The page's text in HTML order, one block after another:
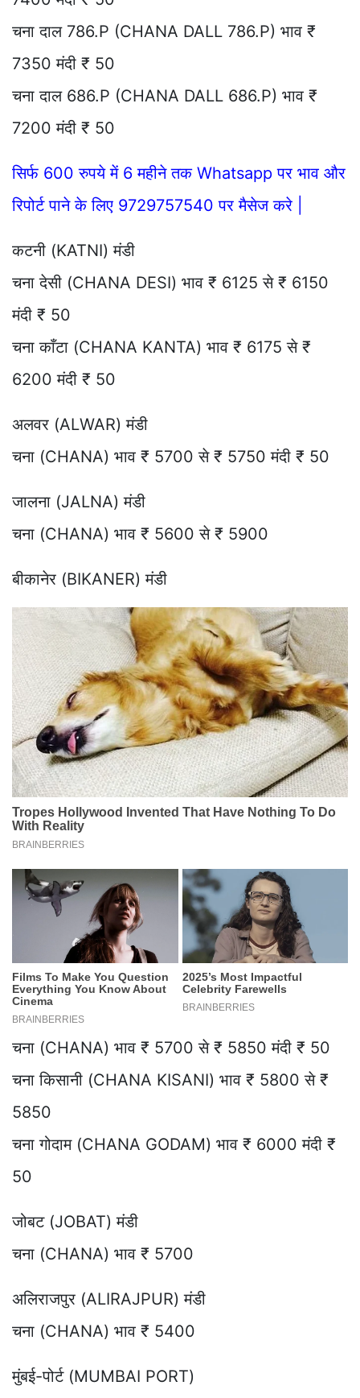
चना दाल 786.P (CHANA DALL 786.P) भाव ₹
7350 मंदी ₹ 50
चना दाल 686.P (CHANA DALL 686.P) भाव ₹
7200 मंदी ₹ 50
सिर्फ 600 रुपये में 6 महीने तक Whatsapp पर भाव और
रिपोर्ट पाने के लिए 9729757540 पर मैसेज करे |
कटनी (KATNI) मंडी
चना देसी (CHANA DESI) भाव ₹ 6125 से ₹ 6150
मंदी ₹ 50
चना काँटा (CHANA KANTA) भाव ₹ 6175 से ₹
6200 मंदी ₹ 50
अलवर (ALWAR) मंडी
चना (CHANA) भाव ₹ 5700 से ₹ 5750 मंदी ₹ 50
जालना (JALNA) मंडी
चना (CHANA) भाव ₹ 5600 से ₹ 5900
बीकानेर (BIKANER) मंडी
चना (CHANA) भाव ₹ 5700 से ₹ 5850 मंदी ₹ 50
चना किसानी (CHANA KISANI) भाव ₹ 5800 से ₹
5850
चना गोदाम (CHANA GODAM) भाव ₹ 6000 मंदी ₹
50
जोबट (JOBAT) मंडी
चना (CHANA) भाव ₹ 5700
अलिराजपुर (ALIRAJPUR) मंडी
चना (CHANA) भाव ₹ 5400
मुंबई-पोर्ट (MUMBAI PORT)